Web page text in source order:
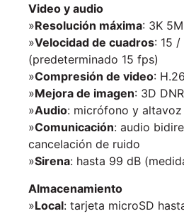
Video y audio
»Resolución máxima: 3K
»Velocidad de cuadros: 15
(predeterminado 15 fps)
»Compresión de video:
»Mejora de imagen: 3D
»Audio: micrófono y
»Comunicación: audio
cancelación de ruido
»Sirena: hasta 99 dB
Almacenamiento
»Local: tarjeta microSD